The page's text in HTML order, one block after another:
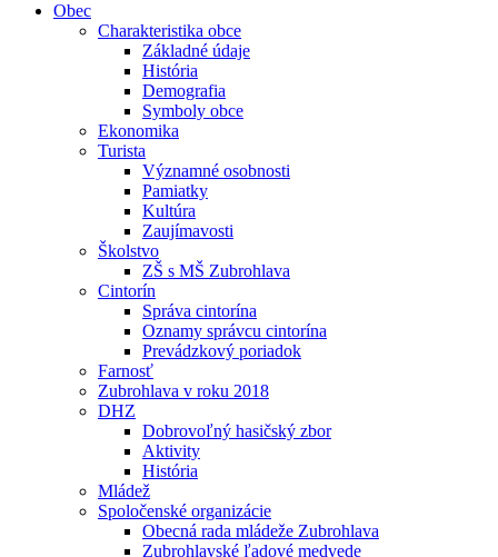
Obec
Charakteristika obce
Základné údaje
História
Demografia
Symboly obce
Ekonomika
Turista
Významné osobnosti
Pamiatky
Kultúra
Zaujímavosti
Školstvo
ZŠ s MŠ Zubrohlava
Cintorín
Správa cintorína
Oznamy správcu cintorína
Prevádzkový poriadok
Farnosť
Zubrohlava v roku 2018
DHZ
Dobrovoľný hasičský zbor
Aktivity
História
Mládež
Spoločenské organizácie
Obecná rada mládeže Zubrohlava
Zubrohlavské ľadové medvede